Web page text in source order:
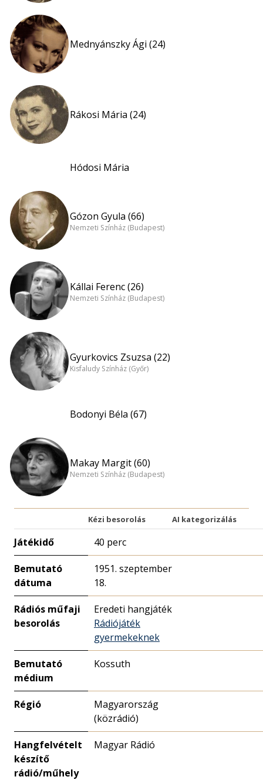
Mednyánszky Ági (24)
Rákosi Mária (24)
Hódosi Mária
Gózon Gyula (66)
Nemzeti Színház (Budapest)
Kállai Ferenc (26)
Nemzeti Színház (Budapest)
Gyurkovics Zsuzsa (22)
Kisfaludy Színház (Győr)
Bodonyi Béla (67)
Makay Margit (60)
Nemzeti Színház (Budapest)
Kézi besorolás AI kategorizálás
Játékidő 40 perc
Bemutató
dátuma
1951. szeptember
18.
Rádiós műfaji
besorolás
Eredeti hangjáték
Rádiójáték
gyermekeknek
Bemutató
médium
Kossuth
Régió
Magyarország
(közrádió)
Hangfelvételt
készítő
rádió/műhely
Magyar Rádió